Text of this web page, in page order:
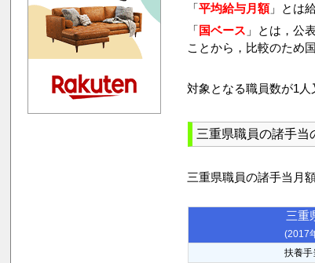
「平均給与月額」とは
「国ベース 」とは，公
ことから，比較のため
対象となる職員数が1
三重県職員の諸手当
三重県職員の諸手当月
三重
(2017
扶養手